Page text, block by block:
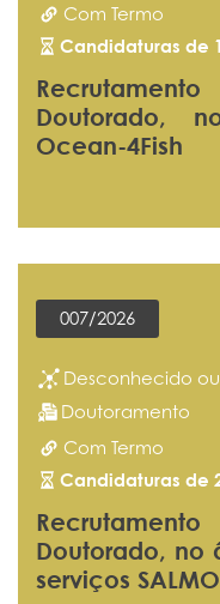
Com Termo
Candidaturas de
Doutorado,
Ocean-4Fish
007/2026
Desconhecido
Doutoramento
Com Termo
Candidaturas de
Doutorado, no
serviços